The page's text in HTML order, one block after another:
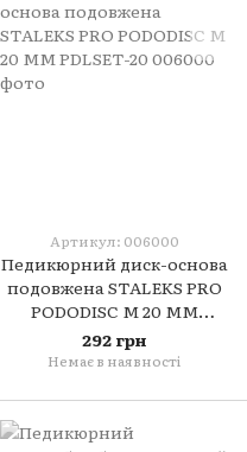
Артикул: 006000
Педикюрний диск-основа
подовжена STALEKS PRO
PODODISC M 20 ММ
PDLSET-20
292 грн
Немає в наявності